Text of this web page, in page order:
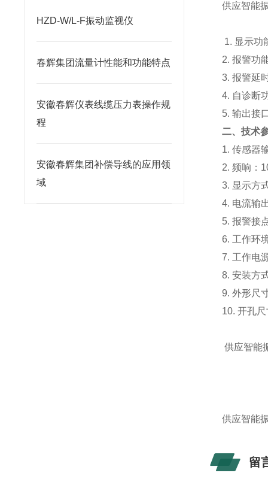
HZD-W/L-F振动监视仪
春辉集团流量计性能和功能特点
安徽春辉仪表线缆压力表操作规
程
安徽春辉集团补偿导线的应用领
域
供应智能
1. 显示功
2.报警功
3.报警延
4. 自诊断
5.输出接
二、技术
1.传感器
2.频响：
3. 显示方
4. 电流输
5.报警接
6. 工作环
7. 工作电
8.安装方
9.外形尺
10.开孔
供应智能
供应智能
留